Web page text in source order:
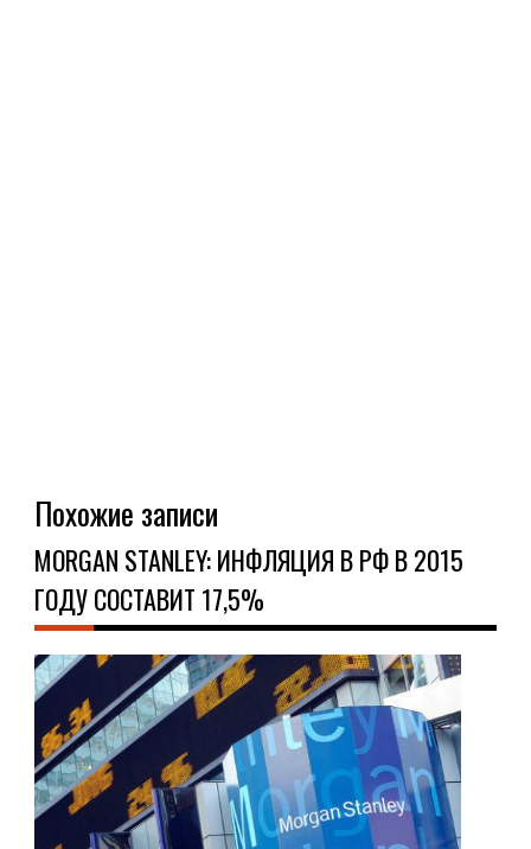
Похожие записи
MORGAN STANLEY: ИНФЛЯЦИЯ В РФ В 2015
ГОДУ СОСТАВИТ 17,5%